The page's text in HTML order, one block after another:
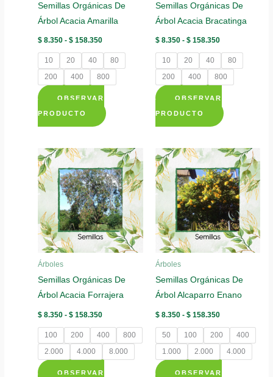
Semillas Orgánicas De
Árbol Acacia Amarilla
$ 8.350 - $ 158.350
precios:
$ 8.350
hasta
$ 158.350
10 20 40
80
200
400 800
OBSERVAR
PRODUCTO
Este
múltiples
variantes.
Las
opciones
se
pueden
elegir
la
página
producto
Semillas Orgánicas De
Árbol Acacia Bracatinga
$8.350 - $158.350Rango
precios:
$ 8.350
hasta
$ 158.350
10 20 40
80
200
400 800
OBSERVAR
PRODUCTO
Este
múltiples
variantes.
Las
opciones
se
pueden
elegir
la
página
producto
Árboles
Semillas Orgánicas De
Árbol Acacia Forrajera
$ 8.350 - $ 158.350
precios:
desde
$ 8.350
hasta
$ 158.350
100 200 400
800
2.000
4.000 8.000
OBSERVAR
Árboles
Semillas Orgánicas De
Árbol Alcaparro Enano
$8.350 - $158.350Rango
precios:
desde
$ 8.350
hasta
$ 158.350
50 100 200
400
1.000
2.000 4.000
OBSERVAR